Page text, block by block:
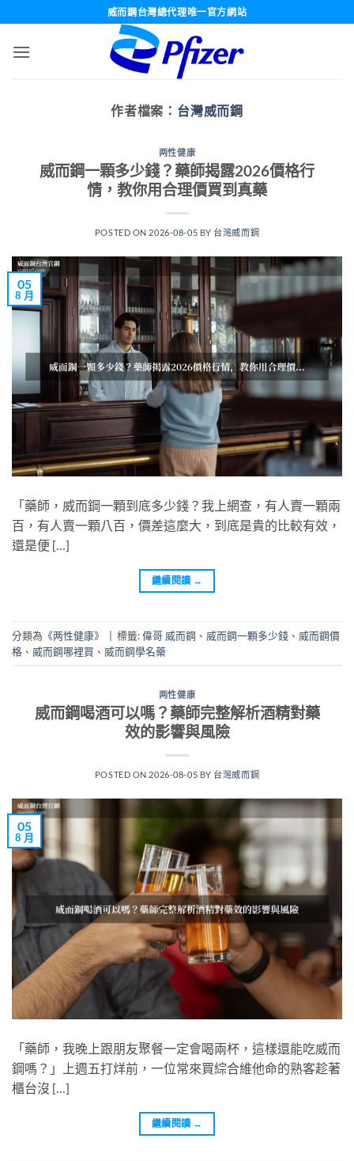
威而鋼台灣總代理唯一官方網站
作者檔案： 台灣威而鋼
两性健康
威而鋼一顆多少錢？藥師揭露2026價格行
情，教你用合理價買到真藥
POSTED ON 2026-08-05 BY 台灣威而鋼
05
8 月
「藥師，威而鋼一顆到底多少錢？我上網查，有人賣一顆兩
百，有人賣一顆八百，價差這麼大，到底是貴的比較有效，
還是便 […]
繼續閱讀 →
分類為《两性健康》 標籤:偉哥 威而鋼 、 威而鋼一顆多少錢 、 威而鋼價
格 、 威而鋼哪裡買 、 威而鋼學名藥
两性健康
威而鋼喝酒可以嗎？藥師完整解析酒精對藥
效的影響與風險
POSTED ON 2026-08-05 BY 台灣威而鋼
05
8 月
「藥師，我晚上跟朋友聚餐一定會喝兩杯，這樣還能吃威而
鋼嗎？」上週五打烊前，一位常來買綜合維他命的熟客趁著
櫃台沒 […]
繼續閱讀 →